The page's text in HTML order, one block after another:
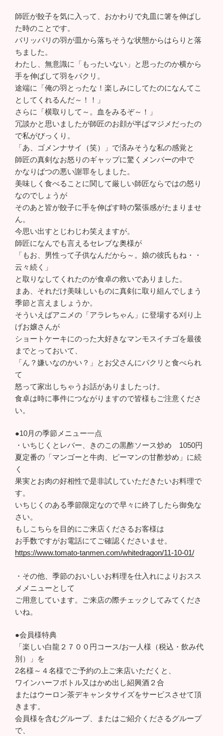
師匠が餃子を気に入って、おかわりで丸皿に箸を伸ばし
た時のことです。
パリッパリの羽が皿から落ちそうな状態からはらりと落
ちました。
わたし、無意識に「もったいない」と思ったのか横から
手を伸ばして羽をパクリ。
途端に「俺の羽とったな！楽しみにしてたのになんてこ
としてくれるんだ～！！」
さらに「横取りして～。血をみるぞ～！」
冗談かと思いましたが師匠のお顔が半ばマジメだったの
で私がびっくり。
「あ、ゴメンナサイ（笑）」で済みそうな私の感覚と
師匠の真剣なお怒りのギャップに驚くメンバーの中で
かなりばつの悪い謝罪をしました。
美味しく食べることに関して厳しい師匠ならではの怒り
なのでしょうが
そのあと皆が餃子に手を伸ばす時の緊張感がたまりませ
ん。
今思い出すとじわじわ笑えますが。
師匠になんでも言えるセレブな奥様が
「もお、男性って子供なんだから～。娘の彼氏もね・・
云々続く」
と取りなしてくれたのが食卓の救いでありました。
まあ、それだけ美味しいものに真剣に取り組んでしまう
季節と言えましょうか。
そういえばアニメの「アラレちゃん」に登場する刈り上
げお嬢さんが
ショートケーキにのった大好きなマンモスイチゴを最後
までとっておいて、
「ん？嫌いなのかい？」とお父さんにパクリと食べられ
て
怒って家出しちゃうお話がありましたっけ。
食卓は時に事件につながりますので皆様もご注意くださ
い。
●10月の季節メニュー一点
・いちじくとレバー、きのこの黒酢ソース炒め 1050円
夏定番の「マンゴーと牛肉、ピーマンの甘酢炒め」に続
く
果実とお肉の好相性で是非試していただきたいお料理で
す。
いちじくのある季節限定なので早々に終了したら御免な
さい。
もしこちらを目的にご来店くださるお客様は
お手数ですがお電話にてご確認くださいませ。
https://www.tomato-tanmen.com/whitedragon/11-10-01/
・その他、季節のおいしいお料理を仕入れによりおスス
メメニューとして
ご用意しています。ご来店の際チェックしてみてくださ
いね。
●会員様特典
「楽しい白龍２７００円コース/お一人様（税込・飲み代
別）」を
2名様～４名様でご予約の上ご来店いただくと、
ワインハーフボトル又はかめ出し紹興酒２合
またはウーロン茶デキャンタサイズをサービスさせて頂
きます。
会員様を含むグループ、またはご紹介くださるグループ
で、